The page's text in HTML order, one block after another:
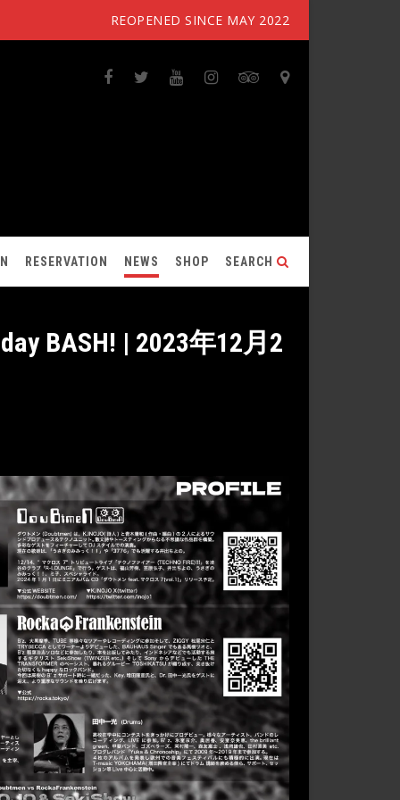
REOPENED SINCE MAY 2022
RESERVATION NEWS SHOP SEARCH
BASH! | 2023年12月2